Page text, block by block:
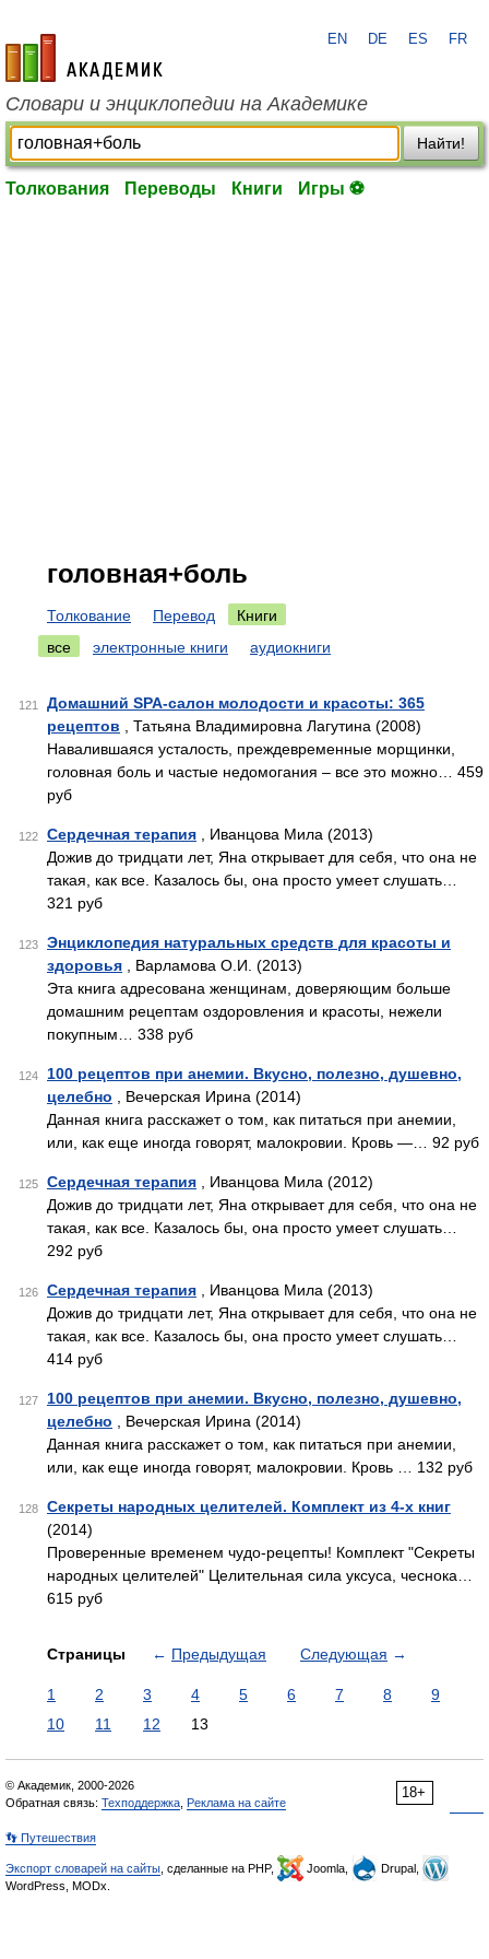
academic.ru
EN DE ES FR
Словари и энциклопедии на Академике
Найти!
Толкования Переводы Книги Игры ⚽
головная+боль
Толкование Перевод
Книги
все
электронные книги аудиокниги
121
Домашний SPA-салон молодости и красоты: 365
рецептов , Татьяна Владимировна Лагутина (2008)
Навалившаяся усталость, преждевременные морщинки,
головная боль и частые недомогания – все это можно… 459
руб
122 Сердечная терапия , Иванцова Мила (2013)
Дожив до тридцати лет, Яна открывает для себя, что она не
такая, как все. Казалось бы, она просто умеет слушать…
321 руб
123
Энциклопедия натуральных средств для красоты и
здоровья , Варламова О.И. (2013)
Эта книга адресована женщинам, доверяющим больше
домашним рецептам оздоровления и красоты, нежели
покупным… 338 руб
124
100 рецептов при анемии. Вкусно, полезно, душевно,
целебно , Вечерская Ирина (2014)
Данная книга расскажет о том, как питаться при анемии,
или, как еще иногда говорят, малокровии. Кровь —… 92 руб
125 Сердечная терапия , Иванцова Мила (2012)
Дожив до тридцати лет, Яна открывает для себя, что она не
такая, как все. Казалось бы, она просто умеет слушать…
292 руб
126 Сердечная терапия , Иванцова Мила (2013)
Дожив до тридцати лет, Яна открывает для себя, что она не
такая, как все. Казалось бы, она просто умеет слушать…
414 руб
127
100 рецептов при анемии. Вкусно, полезно, душевно,
целебно , Вечерская Ирина (2014)
Данная книга расскажет о том, как питаться при анемии,
или, как еще иногда говорят, малокровии. Кровь … 132 руб
128
Секреты народных целителей. Комплект из 4-х книг
(2014)
Проверенные временем чудо-рецепты! Комплект "Секреты
народных целителей" Целительная сила уксуса, чеснока…
615 руб
Страницы ← Предыдущая Следующая →
1 2 3 4 5 6 7 8
9
10
11 12 13
18+
© Академик, 2000-2026
Обратная связь: Техподдержка Реклама на сайте
👣 Путешествия
Экспорт словарей на сайты , сделанные на PHP, Joomla,
Drupal,
WordPress, MODx.